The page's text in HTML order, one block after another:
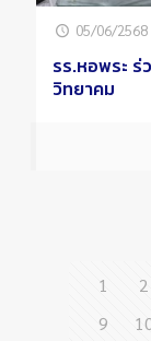
05/06/2568
รร.หอพระ
วิทยาคม
1 2
9